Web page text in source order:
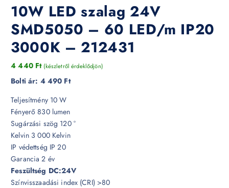
10W LED szalag 24V
SMD5050 – 60 LED/m IP20
3000K – 212431
4 440 Ft (készletről érdeklődjön)
Bolti ár: 4 490 Ft
Teljesítmény 10 W
Fényerő 830 lumen
Sugárzási szög 120 °
Kelvin 3 000 Kelvin
IP védettség IP 20
Garancia 2 év
Feszültség DC:24V
Színvisszaadási index (CRI) >80